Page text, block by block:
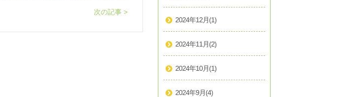
次の記事 >
2024年12月(1)
2024年11月(2)
2024年10月(1)
2024年9月(4)